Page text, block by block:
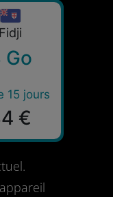
Fidji
Go
15 jours
€